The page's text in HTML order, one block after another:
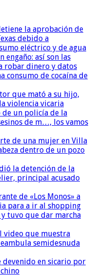
la aprobación de
debido a
eléctrico y de agua
engaño: así son las
robar dinero y datos
consumo de cocaína de
que mató a su hijo,
violencia vicaria
de un policía de la
de m…, los vamos
de una mujer en Villa
dentro de un pozo
la detención de la
principal acusado
de «Los Monos» a
para a ir al shopping
tuvo que dar marcha
video que muestra
semidesnuda
devenido en sicario por